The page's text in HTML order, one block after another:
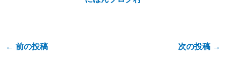
← 前の投稿 次の投稿 →